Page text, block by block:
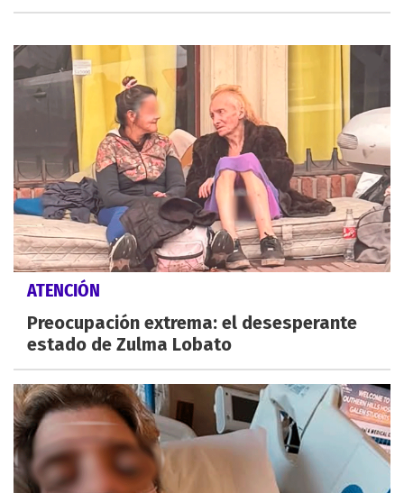
ATENCIÓN
Preocupación extrema: el desesperante
estado de Zulma Lobato